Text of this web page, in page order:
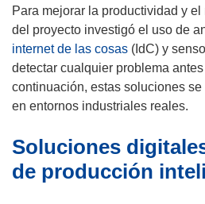
r
á
e
n
u
n
n
e
Para mejorar la productividad y
del proyecto investigó el uso de
internet de las cosas (IdC) y
detectar cualquier problema
continuación, estas soluciones
en entornos industriales reales.
Soluciones
de producción